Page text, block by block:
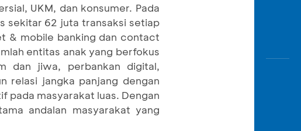
UKM, dan konsumer. Pada
sekitar 62 juta transaksi setiap
& mobile banking dan contact
entitas anak yang berfokus
dan jiwa, perbankan digital,
relasi jangka panjang dengan
pada masyarakat luas. Dengan
andalan masyarakat yang